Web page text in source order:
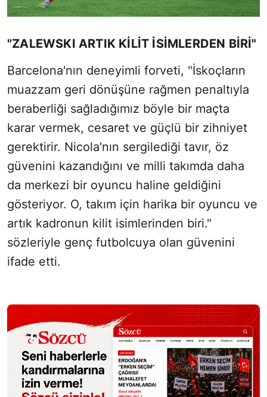
"ZALEWSKI ARTIK KİLİT İSİMLERDEN BİRİ"
Barcelona'nın deneyimli forveti, "İskoçların
muazzam geri dönüşüne rağmen penaltıyla
beraberliği sağladığımız böyle bir maçta
karar vermek, cesaret ve güçlü bir zihniyet
gerektirir. Nicola'nın sergilediği tavır, öz
güvenini kazandığını ve milli takımda daha
da merkezi bir oyuncu haline geldiğini
gösteriyor. O, takım için harika bir oyuncu ve
artık kadronun kilit isimlerinden biri."
sözleriyle genç futbolcuya olan güvenini
ifade etti.